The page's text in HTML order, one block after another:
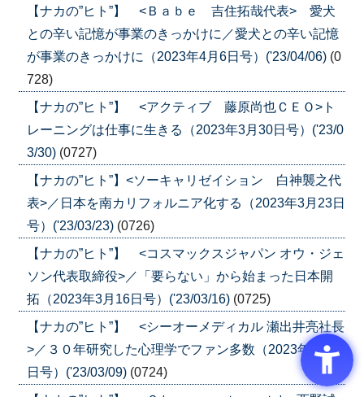
【ナカの”ヒト”】 <Ｂａｂｅ 吉住拓哉代表> 愛犬
との辛い記憶が事業のきっかけに／愛犬との辛い記憶
が事業のきっかけに（2023年4月6日号）('23/04/06) (0
728)
【ナカの”ヒト”】 <アクティブ 藤原尚也ＣＥＯ>ト
レーニングは仕事に生きる（2023年3月30日号）('23/0
3/30) (0727)
【ナカの”ヒト”】<ソーキャリゼイション 白神襲之代
表>／日本を南カリフォルニア化する（2023年3月23日
号）('23/03/23) (0726)
【ナカの”ヒト”】 <コスマックスジャパン オウ・ジェ
ソン代表取締役>／「要らない」から始まった日本開
拓（2023年3月16日号）('23/03/16) (0725)
【ナカの”ヒト”】 <シーオーメディカル 瀬出井亮社長
>／３０年研究した心理学でファン多数（2023年3月9
日号）('23/03/09) (0724)